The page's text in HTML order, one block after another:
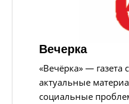
Вечерка
«Вечёрка» — газета
актуальные
социальные